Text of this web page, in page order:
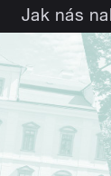
Jak nás